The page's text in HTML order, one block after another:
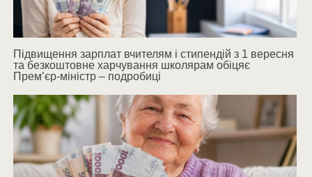
Підвищення зарплат вчителям і стипендій з 1 вересня
та безкоштовне харчування школярам обіцяє
Прем’єр-міністр – подробиці